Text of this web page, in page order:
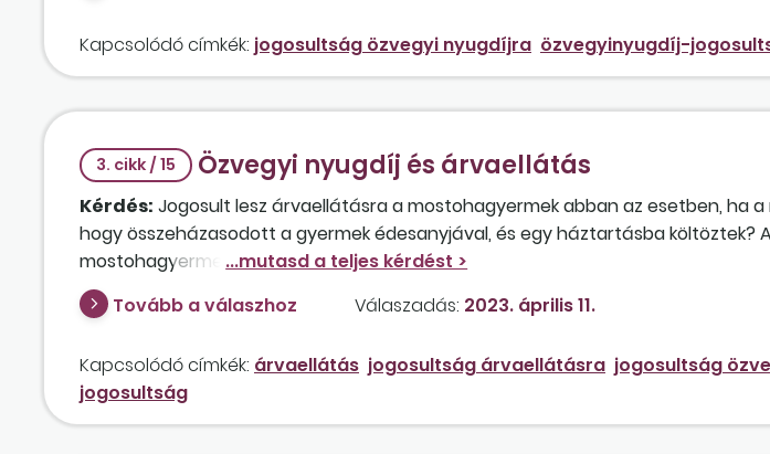
Kapcsolódó címkék: jogosultság özvegyi nyugdíjra özvegyinyugdíj-
3. cikk / 15 Özvegyi nyugdíj és árvaellátás
Kérdés: Jogosult lesz árvaellátásra a mostohagyermek abban az esetben, ha
hogy összeházasodott a gyermek édesanyjával, és egy háztartásba költöztek?
mostohagyermek az édesapjával lakott. Jogosult lesz állandó özvegyi nyugdíjra
gyermeke is, aki jelenleg 3 éves?
Tovább a válaszhoz Válaszadás: 2023. április 11.
Kapcsolódó címkék: árvaellátás jogosultság árvaellátásra jogosultság
jogosultság